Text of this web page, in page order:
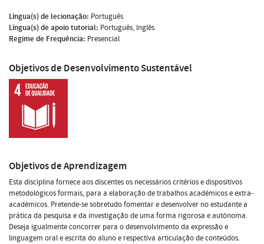
Língua(s) de lecionação: Português
Língua(s) de apoio tutorial: Português, Inglês
Regime de Frequência: Presencial
Objetivos de Desenvolvimento Sustentável
Objetivos de Aprendizagem
Esta disciplina fornece aos discentes os necessários critérios e dispositivos
metodológicos formais, para a elaboração de trabalhos académicos e extra-
académicos. Pretende-se sobretudo fomentar e desenvolver no estudante a
prática da pesquisa e da investigação de uma forma rigorosa e autónoma.
Deseja igualmente concorrer para o desenvolvimento da expressão e
linguagem oral e escrita do aluno e respectiva articulação de conteúdos.